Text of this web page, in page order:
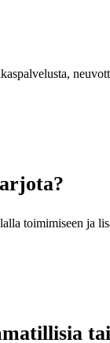
toimimiseen ja